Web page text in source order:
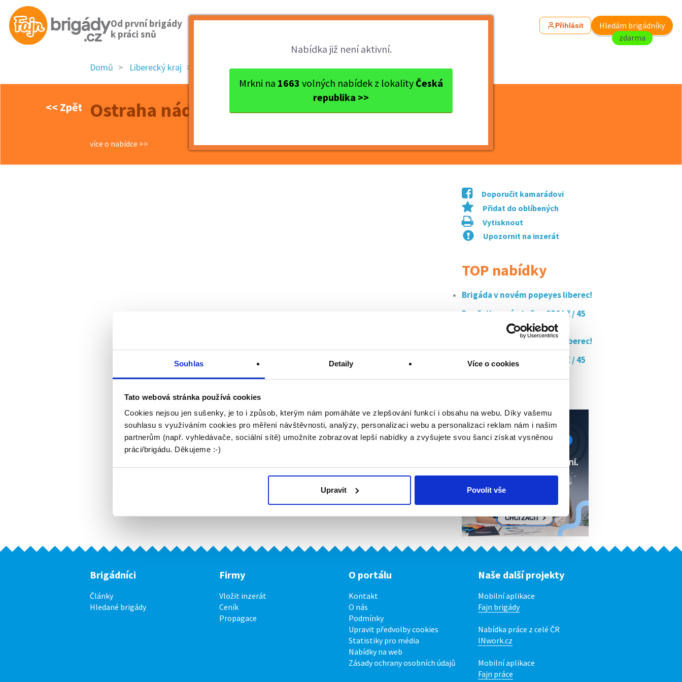
Souhlas Detaily Více o cookies
Tato webová stránka používá cookies
Cookies nejsou jen sušenky, je to i způsob, kterým nám pomáháte ve zlepšování funkcí i obsahu na webu. Díky vašemu
souhlasu s využíváním cookies pro měření návštěvnosti, analýzy, personalizaci webu a personalizaci reklam nám i našim
partnerům (např. vyhledávače, sociální sítě) umožníte zobrazovat lepší nabídky a zvyšujete svou šanci získat vysněnou
práci/brigádu. Děkujeme :-)
Upravit Povolit vše
Od první brigády
k práci snů
Přihlásit
Hledám brigádníky
zdarma
Nabídka již není aktivní.
Mrkni na 1663 volných nabídek z lokality Česká
republika >>
Domů Liberecký kraj okres Liberec Liberec Ostraha nádraží - Liberec
<< Zpět Ostraha nádraží - Liberec
více o nabídce >>
Doporučit kamarádovi
Přidat do oblíbených
Vytisknout
Upozornit na inzerát
TOP nabídky
Brigáda v novém popeyes liberec!
Doučujte s námi až za 350 kč / 45
Brigáda v novém popeyes liberec!
Doučujte s námi až za 350 kč / 45
min
Brigádníci
Články
Hledané brigády
Firmy
Vložit inzerát
Ceník
Propagace
O portálu
Kontakt
O nás
Podmínky
Upravit předvolby cookies
Statistiky pro média
Nabídky na web
Zásady ochrany osobních údajů
Naše další projekty
Mobilní aplikace
Fajn brigády
Nabídka práce z celé ČR
INwork.cz
Mobilní aplikace
Fajn práce